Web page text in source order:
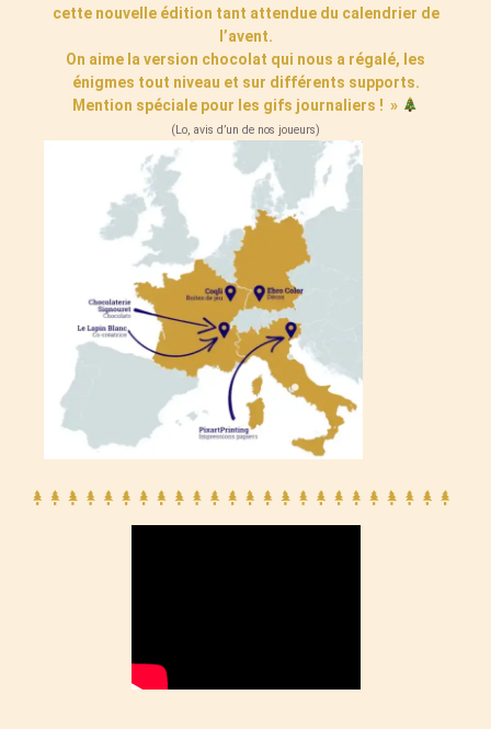
cette nouvelle édition tant attendue du calendrier de
l’avent.
On aime la version chocolat qui nous a régalé, les
énigmes tout niveau et sur différents supports.
Mention spéciale pour les gifs journaliers ! »
(Lo, avis d’un de nos joueurs)